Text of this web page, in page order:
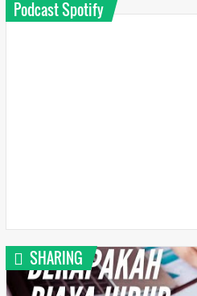
Podcast Spotify
SHARING